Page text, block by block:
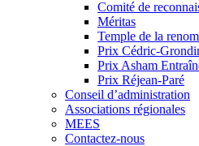
Comité de
Méritas
Temple de la
Prix Cédric-
Prix Asham
Prix Réjean-Paré
Conseil d’administration
Associations régionales
MEES
Contactez-nous